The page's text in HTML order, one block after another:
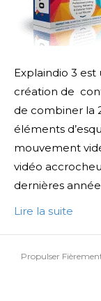
Explaindio 3
création de
de combiner la
éléments
mouvement
vidéo
dernières
Lire la suite
Propulser